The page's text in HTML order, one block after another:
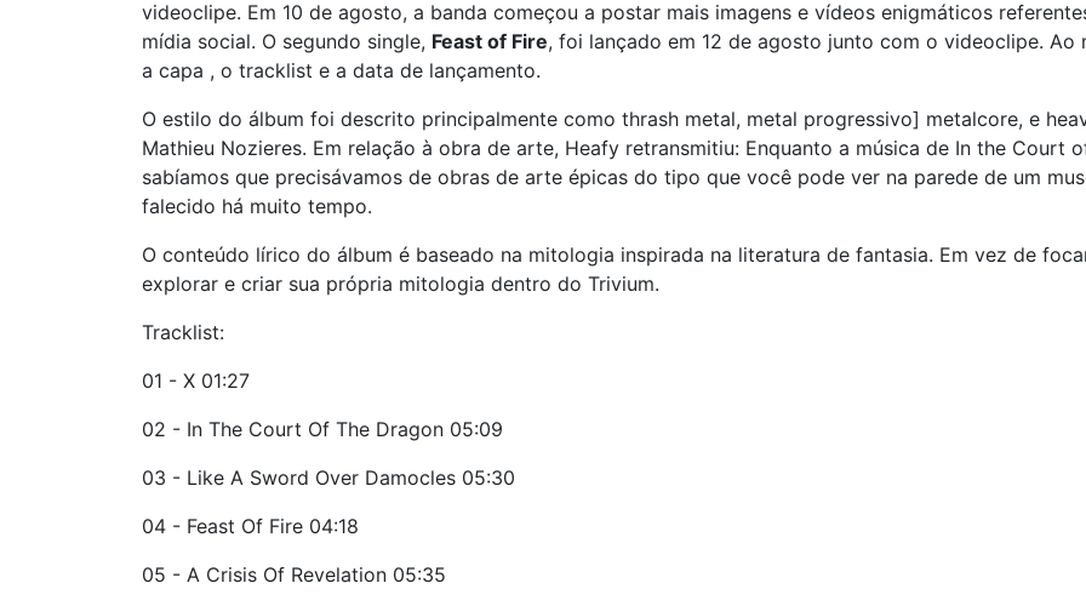
videoclipe. Em 10 de agosto, a banda começou a postar mais imagens e vídeos enigmáticos
mídia social. O segundo single, Feast of Fire, foi lançado em 12 de agosto junto com o videoclipe. Ao
a capa , o tracklist e a data de lançamento.
O estilo do álbum foi descrito principalmente como thrash metal, metal progressivo] metalcore, e
Mathieu Nozieres. Em relação à obra de arte, Heafy retransmitiu: Enquanto a música de In the Court
sabíamos que precisávamos de obras de arte épicas do tipo que você pode ver na parede de um
falecido há muito tempo.
O conteúdo lírico do álbum é baseado na mitologia inspirada na literatura de fantasia. Em vez de
explorar e criar sua própria mitologia dentro do Trivium.
Tracklist:
01 - X 01:27
02 - In The Court Of The Dragon 05:09
03 - Like A Sword Over Damocles 05:30
04 - Feast Of Fire 04:18
05 - A Crisis Of Revelation 05:35